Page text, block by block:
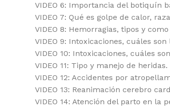
VIDEO 6: Importancia del botiquín
VIDEO 7: Qué es golpe de calor,
VIDEO 8: Hemorragias, tipos y
VIDEO 9: Intoxicaciones, cuáles
VIDEO 10: Intoxicaciones, cuáles
VIDEO 11: Tipo y manejo de heridas.
VIDEO 12: Accidentes por
VIDEO 13: Reanimación cerebro
VIDEO 14: Atención del parto en la